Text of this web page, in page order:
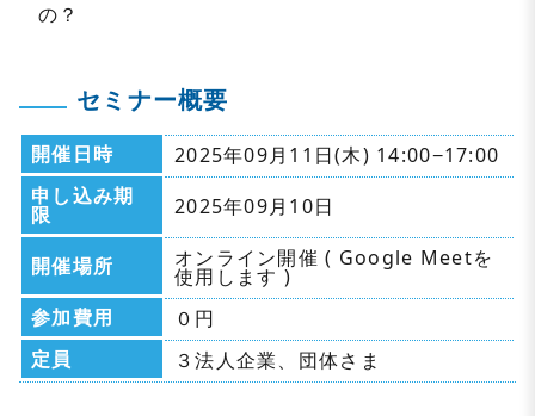
の？
セミナー概要
開催日時
2025年09月11日(木) 14:00−17:00
申し込み期
限 2025年09月10日
開催場所 オンライン開催 ( Google Meetを
使用します )
参加費用
０円
定員
３法人企業、団体さま